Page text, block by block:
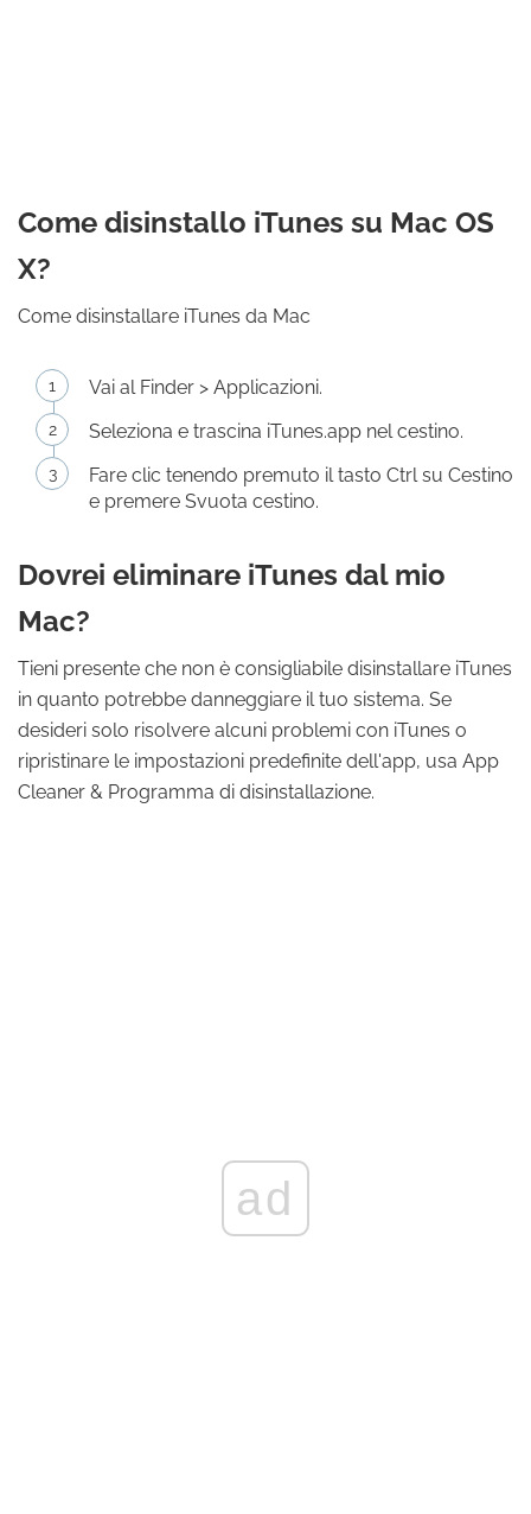
Come disinstallo iTunes su Mac OS
X?
Come disinstallare iTunes da Mac
Vai al Finder > Applicazioni.
Seleziona e trascina iTunes.app nel cestino.
Fare clic tenendo premuto il tasto Ctrl su Cestino
e premere Svuota cestino.
Dovrei eliminare iTunes dal mio
Mac?
Tieni presente che non è consigliabile disinstallare iTunes
in quanto potrebbe danneggiare il tuo sistema. Se
desideri solo risolvere alcuni problemi con iTunes o
ripristinare le impostazioni predefinite dell'app, usa App
Cleaner & Programma di disinstallazione.
ad